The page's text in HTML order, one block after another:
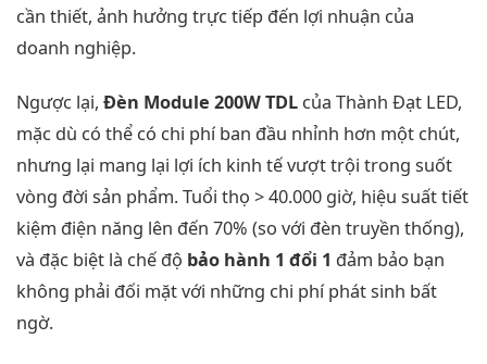
cần thiết, ảnh hưởng trực tiếp đến lợi nhuận của
doanh nghiệp.
Ngược lại, Đèn Module 200W TDL của Thành Đạt LED,
mặc dù có thể có chi phí ban đầu nhỉnh hơn một chút,
nhưng lại mang lại lợi ích kinh tế vượt trội trong suốt
vòng đời sản phẩm. Tuổi thọ > 40.000 giờ, hiệu suất tiết
kiệm điện năng lên đến 70% (so với đèn truyền thống),
và đặc biệt là chế độ bảo hành 1 đổi 1 đảm bảo bạn
không phải đối mặt với những chi phí phát sinh bất
ngờ.